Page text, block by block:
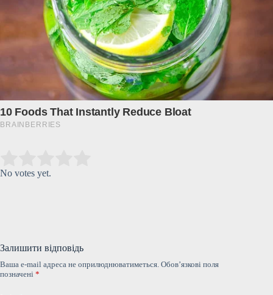
No votes yet.
Залишити відповідь
Ваша e-mail адреса не оприлюднюватиметься. Обов’язкові поля
позначені *